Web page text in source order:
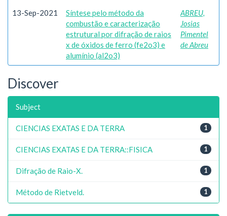
13-Sep-2021
Síntese pelo método da
combustão e caracterização
estrutural por difração de raios
x de óxidos de ferro (fe2o3) e
alumínio (al2o3)
ABREU,
Josias
Pimentel
de Abreu
Discover
Subject
1
CIENCIAS EXATAS E DA TERRA
1
CIENCIAS EXATAS E DA TERRA::FISICA
1
Difração de Raio-X.
1
Método de Rietveld.